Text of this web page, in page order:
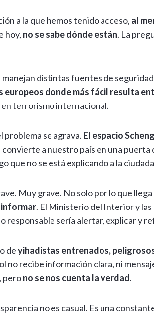
a la que hemos tenido acceso, al
hoy, no se sabe dónde están. La
manejan distintas fuentes de
europeos donde más fácil resulta
terrorismo internacional.
problema se agrava. El espacio
convierte a nuestro país en una
que no se está explicando a la
Muy grave. No solo por lo que
informar. El Ministerio del Interior y
responsable sería alertar, explicar y
deyihadistas entrenados,
no recibe información clara, ni
perono se nos cuenta la verdad.
no es casual. Es una